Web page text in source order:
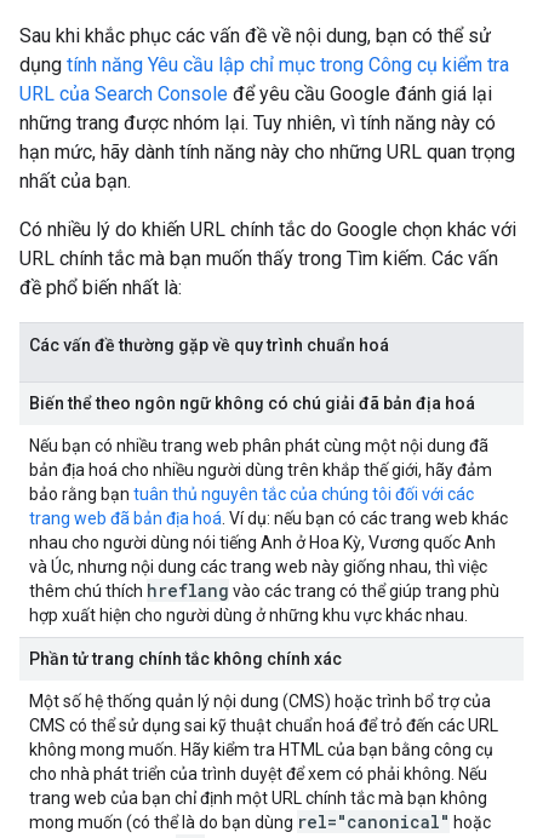
Sau khi khắc phục các vấn đề về nội dung, bạn có thể sử
dụng tính năng Yêu cầu lập chỉ mục trong Công cụ kiểm tra
URL của Search Console để yêu cầu Google đánh giá lại
những trang được nhóm lại. Tuy nhiên, vì tính năng này có
hạn mức, hãy dành tính năng này cho những URL quan trọng
nhất của bạn.
Có nhiều lý do khiến URL chính tắc do Google chọn khác với
URL chính tắc mà bạn muốn thấy trong Tìm kiếm. Các vấn
đề phổ biến nhất là:
Các vấn đề thường gặp về quy trình chuẩn hoá
Biến thể theo ngôn ngữ không có chú giải đã bản địa hoá
Nếu bạn có nhiều trang web phân phát cùng một nội dung đã
bản địa hoá cho nhiều người dùng trên khắp thế giới, hãy đảm
bảo rằng bạn tuân thủ nguyên tắc của chúng tôi đối với các
trang web đã bản địa hoá . Ví dụ: nếu bạn có các trang web khác
nhau cho người dùng nói tiếng Anh ở Hoa Kỳ, Vương quốc Anh
và Úc, nhưng nội dung các trang web này giống nhau, thì việc
thêm chú thích hreflang vào các trang có thể giúp trang phù
hợp xuất hiện cho người dùng ở những khu vực khác nhau.
Phần tử trang chính tắc không chính xác
Một số hệ thống quản lý nội dung (CMS) hoặc trình bổ trợ của
CMS có thể sử dụng sai kỹ thuật chuẩn hoá để trỏ đến các URL
không mong muốn. Hãy kiểm tra HTML của bạn bằng công cụ
cho nhà phát triển của trình duyệt để xem có phải không. Nếu
trang web của bạn chỉ định một URL chính tắc mà bạn không
mong muốn (có thể là do bạn dùng rel="canonical" hoặc